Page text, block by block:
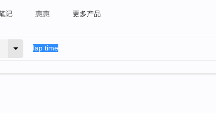
记 惠惠 更多产品